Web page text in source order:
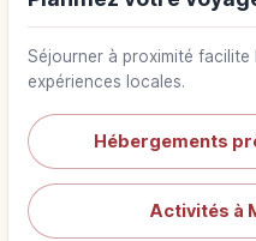
Séjourner à proximité
expériences locales.
Hébergements
Activités à